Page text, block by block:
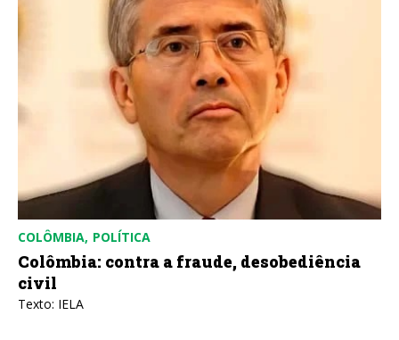
COLÔMBIA POLÍTICA
Colômbia: contra a fraude, desobediência
civil
Texto: IELA